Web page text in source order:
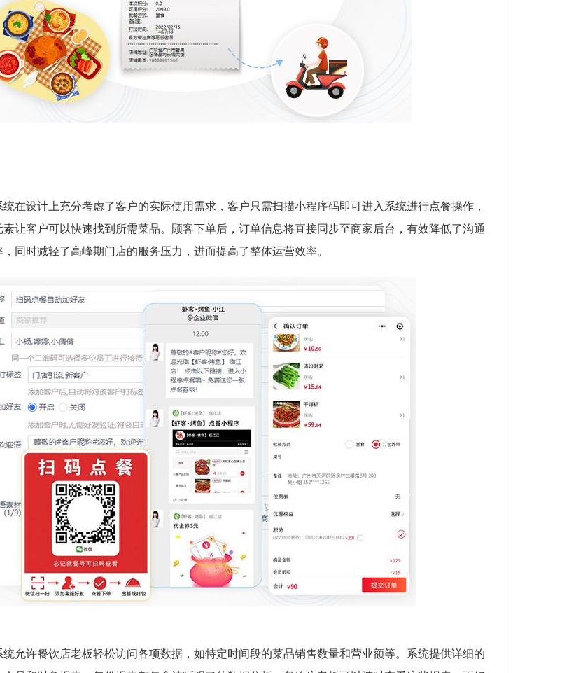
在设计上充分考虑了客户的实际使用需求，客户只需扫描小程序码即可进入系统进行点餐操作，
素让客户可以快速找到所需菜品。顾客下单后，订单信息将直接同步至商家后台，有效降低了沟通
同时减轻了高峰期门店的服务压力，进而提高了整体运营效率。
允许餐饮店老板轻松访问各项数据，如特定时间段的菜品销售数量和营业额等。系统提供详细的